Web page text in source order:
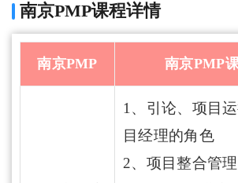
南京PMP课程详情
南京PMP 南京PMP
1、引论、项目
目经理的角色
2、项目整合管